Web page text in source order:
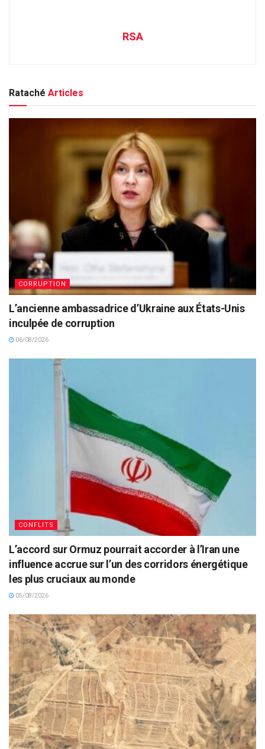
RSA
Rataché Articles
CORRUPTION
L’ancienne ambassadrice d’Ukraine aux États-Unis
inculpée de corruption
06/08/2026
CONFLITS
L’accord sur Ormuz pourrait accorder à l’Iran une
influence accrue sur l’un des corridors énergétique
les plus cruciaux au monde
05/08/2026